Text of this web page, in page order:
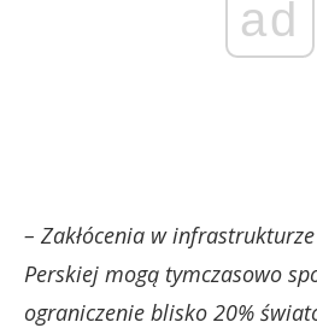
ad
– Zakłócenia w
Perskiej mogą tymczasowo
ograniczenie blisko 20%